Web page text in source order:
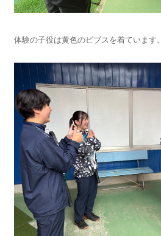
体験の子役は黄色のビブスを着ています。